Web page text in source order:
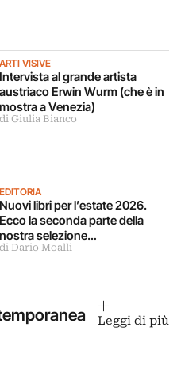
ARTI VISIVE
Intervista al grande artista
austriaco Erwin Wurm (che è in
mostra a Venezia)
di Giulia Bianco
EDITORIA
Nuovi libri per l’estate 2026.
Ecco la seconda parte della
nostra selezione…
di Dario Moalli
Leggi di più